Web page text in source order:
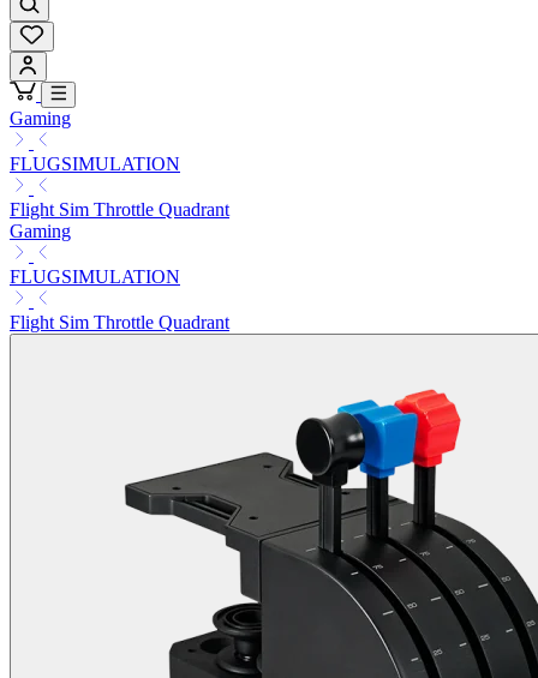
Gaming
FLUGSIMULATION
Flight Sim Throttle Quadrant
Gaming
FLUGSIMULATION
Flight Sim Throttle Quadrant